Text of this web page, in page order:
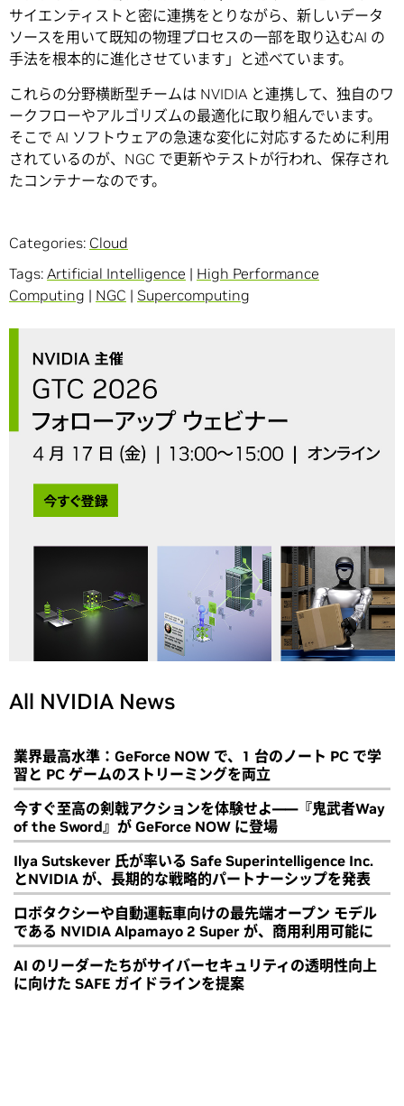
サイエンティストと密に連携をとりながら、新しいデータ
ソースを用いて既知の物理プロセスの一部を取り込むAI の
手法を根本的に進化させています」と述べています。
これらの分野横断型チームは NVIDIA と連携して、独自のワ
ークフローやアルゴリズムの最適化に取り組んでいます。
そこで AI ソフトウェアの急速な変化に対応するために利用
されているのが、NGC で更新やテストが行われ、保存され
たコンテナーなのです。
Categories: Cloud
Tags: Artificial Intelligence | High Performance
Computing | NGC | Supercomputing
All NVIDIA News
業界最高水準：GeForce NOW で、1 台のノート PC で学
習と PC ゲームのストリーミングを両立
今すぐ至高の剣戟アクションを体験せよ――『鬼武者Way
of the Sword』が GeForce NOW に登場
Ilya Sutskever 氏が率いる Safe Superintelligence Inc.
とNVIDIA が、長期的な戦略的パートナーシップを発表
ロボタクシーや自動運転車向けの最先端オープン モデル
である NVIDIA Alpamayo 2 Super が、商用利用可能に
AI のリーダーたちがサイバーセキュリティの透明性向上
に向けた SAFE ガイドラインを提案